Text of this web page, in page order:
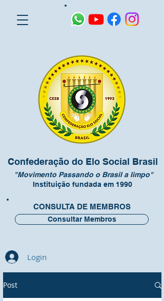
Confederação do Elo Social Brasil
"Movimento Passando o Brasil a limpo"
Instituição fundada em 1990
CONSULTA DE MEMBROS
Consultar Membros
Login
Post